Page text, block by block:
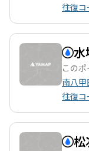
往復コ
水
この
南八
往復コ
松